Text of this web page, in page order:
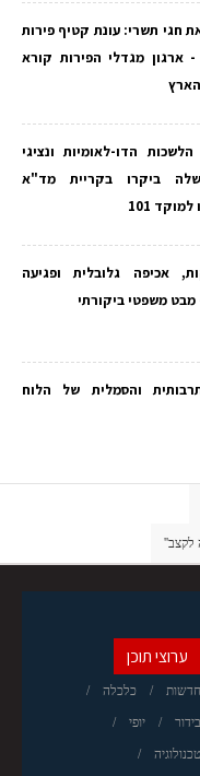
חגי תשרי: עונת קטיף פירות
ארגון מגדלי הפירות קורא
הדו-לאומיות ונציגי
ביקרו בקריית מד"א
101
אכיפה גלובלית ופגיעה
מבט משפטי ביקורתי
והסמלית של הלוח
לקצב''
ערוצי תוכן
חדשות כלכלה
בידור יופי
טכנולוגיה